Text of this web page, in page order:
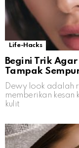
Life-Hacks
Begini Trik
Tampak
Dewy look adalah
memberikan kesan
kulit